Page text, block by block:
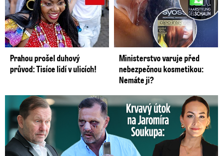
Prahou prošel duhový
průvod: Tisíce lidí v ulicích!
Ministerstvo varuje před
nebezpečnou kosmetikou:
Nemáte ji?
Útok na Jaromíra Soukupa: Reakce Agáty na zmlácení jejího ex